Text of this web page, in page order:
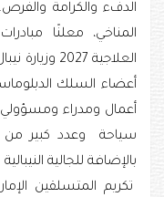
الدفء والكرامة والفرص.
المناخي، معلنًا
أعضاء السلك
أعمال ومدراء
سياحة وعدد كبير من
بالإضافة للجالية
تكريم المتسلقين